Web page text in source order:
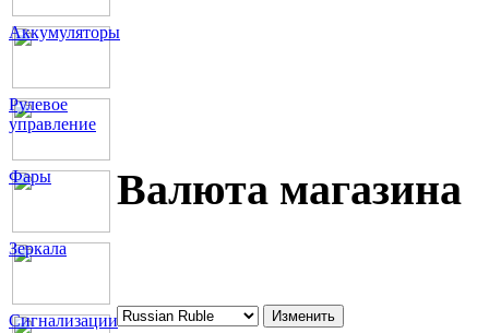
Аккумуляторы
Рулевое
управление
Фары
Зеркала
Сигнализации
Валюта магазина